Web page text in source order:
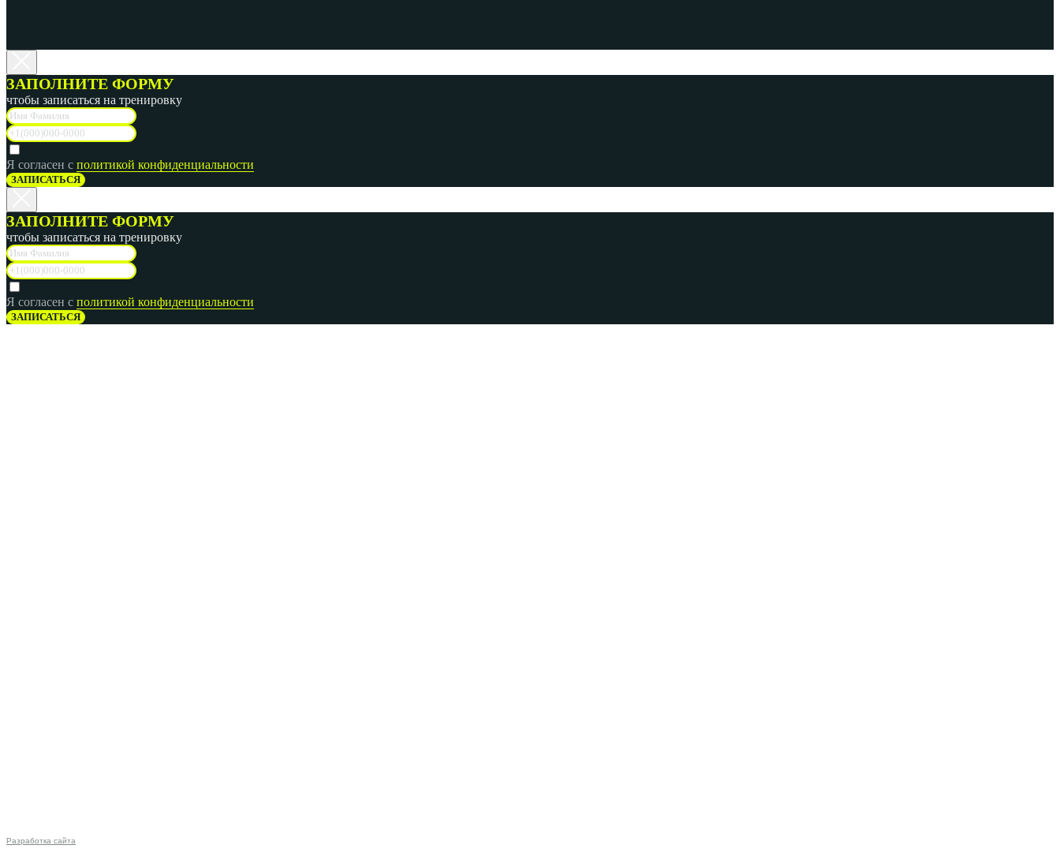
Разработка сайта
ЗАПОЛНИТЕ ФОРМУ
чтобы записаться на тренировку
Я согласен с политикой конфиденциальности
ЗАПИСАТЬСЯ
ЗАПОЛНИТЕ ФОРМУ
чтобы записаться на тренировку
Я согласен с политикой конфиденциальности
ЗАПИСАТЬСЯ